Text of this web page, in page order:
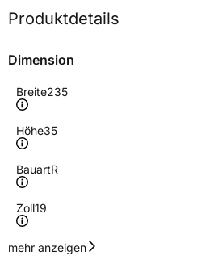
Produktdetails
Dimension
Breite235
Höhe35
BauartR
Zoll19
Geschwindigkeitsindex
mehr anzeigen